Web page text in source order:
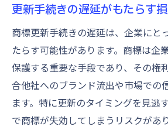
更新手続きの遅延がもたらす
商標更新手続きの遅延は、企業にと
たらす可能性があります。商標は企
保護する重要な手段であり、その権
合他社へのブランド流出や市場での
ます。特に更新のタイミングを見逃
で商標が失効してしまうリスクがあ